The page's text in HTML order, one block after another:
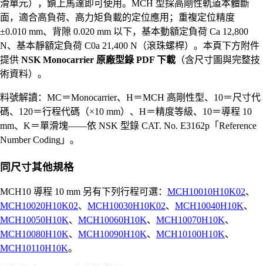
滑單元），鎖上馬達即可使用。MCH 型採高剛性軌道本體斷
面，適合高負荷、高力矩負載的定位應用；重複定位精度
±0.010 mm、背隙 0.020 mm 以下，基本動額定負荷 Ca 12,800
N、基本靜額定負荷 C0a 21,400 N（滾珠螺桿）。本頁下方附件
提供 NSK Monocarrier 原廠型錄 PDF 下載 （含尺寸圖與完整技
術資料）。
料號解讀：MC＝Monocarrier、H＝MCH 高剛性型、10＝尺寸代
碼、120＝行程代碼（×10 mm）、H＝精度等級、10＝導程 10
mm、K＝單滑塊——依 NSK 型錄 CAT. No. E3162p「Reference
Number Coding」。
同尺寸其他規格
MCH10 導程 10 mm 另有下列行程可選： MCH10010H10K02、
MCH10020H10K02、 MCH10030H10K02、 MCH10040H10K、
MCH10050H10K、 MCH10060H10K、 MCH10070H10K、
MCH10080H10K、 MCH10090H10K、 MCH10100H10K、
MCH10110H10K。